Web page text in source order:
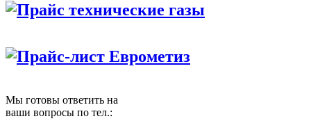
Прайс технические газы
Прайс-лист Еврометиз
Мы готовы ответить на
ваши вопросы по тел.: